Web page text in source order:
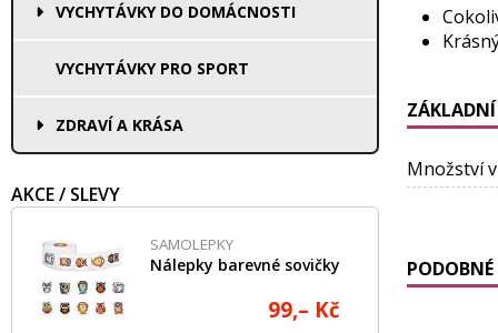
VYCHYTÁVKY DO DOMÁCNOSTI
VYCHYTÁVKY PRO SPORT
ZDRAVÍ A KRÁSA
AKCE / SLEVY
SAMOLEPKY
Nálepky barevné sovičky
99,– Kč
ZÁKLADNÍ
Množství